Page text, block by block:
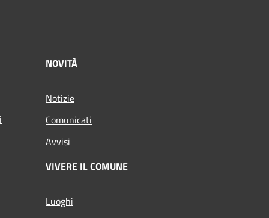
NOVITÀ
Notizie
Comunicati
Avvisi
VIVERE IL COMUNE
Luoghi